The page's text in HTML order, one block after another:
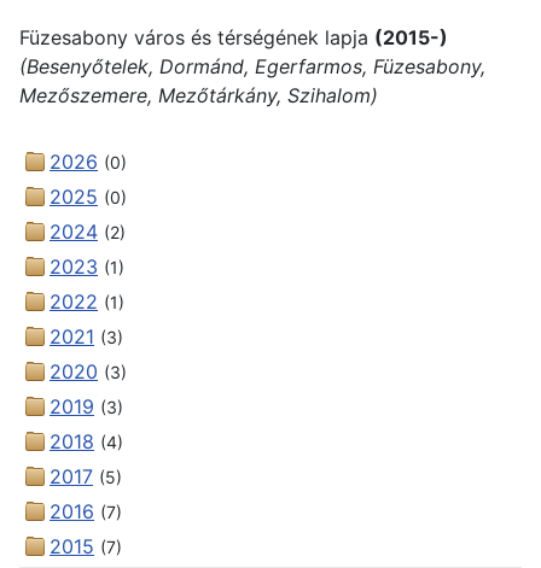
Füzesabony város és térségének lapja (2015-)
(Besenyőtelek, Dormánd, Egerfarmos, Füzesabony,
Mezőszemere, Mezőtárkány, Szihalom)
2026 (0)
2025 (0)
2024 (2)
2023 (1)
2022 (1)
2021 (3)
2020 (3)
2019 (3)
2018 (4)
2017 (5)
2016 (7)
2015 (7)